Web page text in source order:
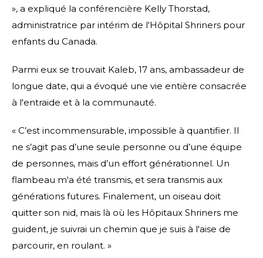
», a expliqué la conférencière Kelly Thorstad,
administratrice par intérim de l'Hôpital Shriners pour
enfants du Canada.
Parmi eux se trouvait Kaleb, 17 ans, ambassadeur de
longue date, qui a évoqué une vie entière consacrée
à l'entraide et à la communauté.
« C’est incommensurable, impossible à quantifier. Il
ne s’agit pas d’une seule personne ou d’une équipe
de personnes, mais d’un effort générationnel. Un
flambeau m'a été transmis, et sera transmis aux
générations futures. Finalement, un oiseau doit
quitter son nid, mais là où les Hôpitaux Shriners me
guident, je suivrai un chemin que je suis à l'aise de
parcourir, en roulant. »